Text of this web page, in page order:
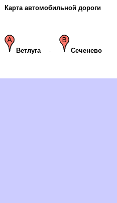
Карта автомобильной дороги
етлуга- Сеченево